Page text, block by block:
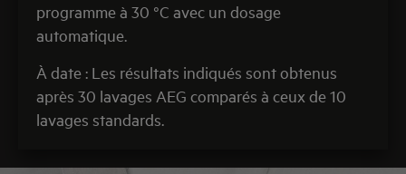
programme à 30 °C avec un dosage
automatique.
À date : Les résultats indiqués sont obtenus
après 30 lavages AEG comparés à ceux de 10
lavages standards.